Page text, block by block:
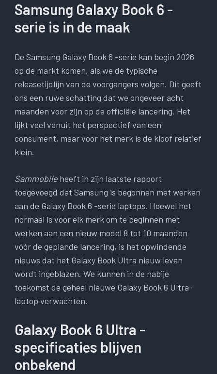
Samsung Galaxy Book 6 -
serie is in de maak
De Samsung Galaxy Book 6 -serie kan begin 2026
op de markt komen, als we de typische
releasetijdlijn van de voorgangers volgen. Dit geeft
ons een ruwe schatting dat we ongeveer acht
maanden voor zijn op de officiële lancering. Het
lijkt veel vanuit het perspectief van een
consument, maar voor het merk is de kloof relatief
klein.
Sammobile heeft in zijn laatste rapport
toegevoegd dat Samsung is begonnen met werken
aan de Galaxy Book 6 -serie laptops. Hoewel het
normaal is voor elk merk om te beginnen met
werken aan een nieuw model 8 tot 10 maanden
vóór de geplande lancering, is het opwindende
nieuws dat het Galaxy Book Ultra nieuw leven
wordt ingeblazen. We kunnen in de nabije
toekomst de geheel nieuwe Galaxy Book 6 Ultra-
laptop verwachten.
Galaxy Book 6 Ultra -
specificaties blijven
onbekend